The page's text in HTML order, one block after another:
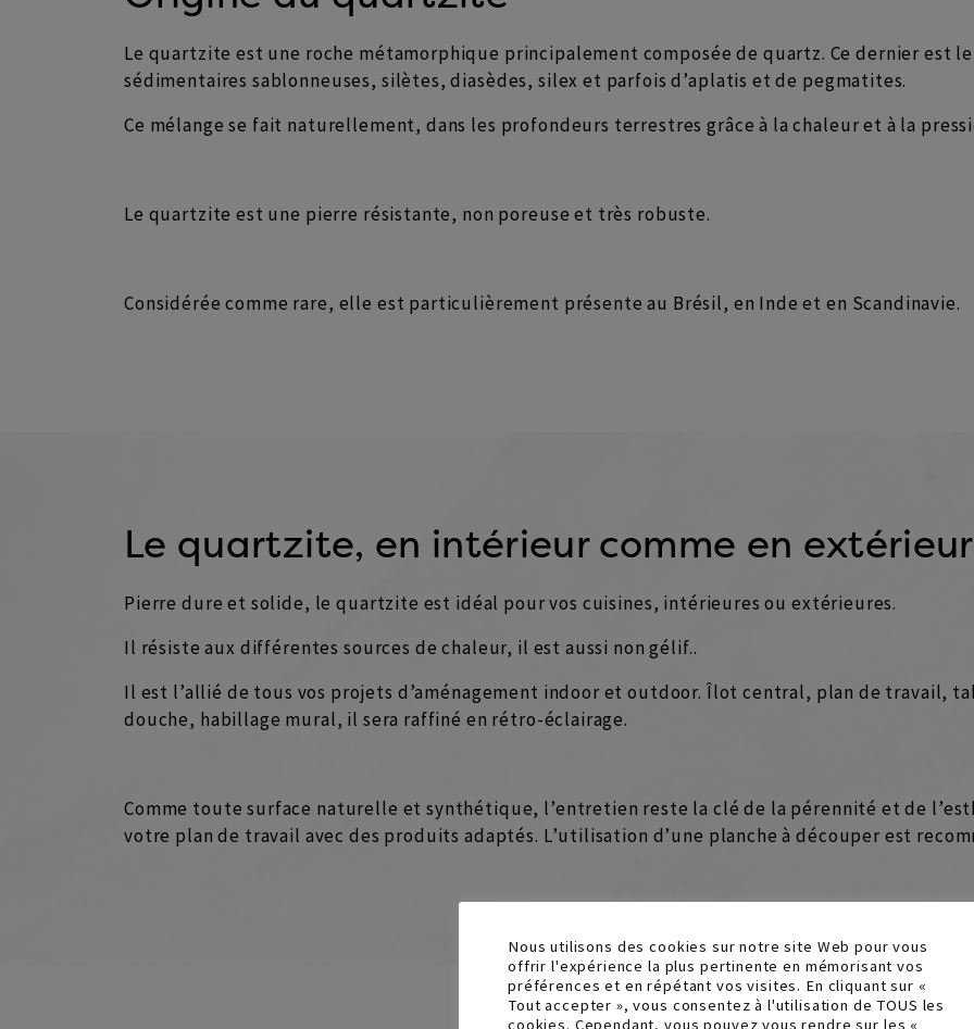
Le quartzite est une roche métamorphique principalement composée de quartz. Ce dernier est
sédimentaires sablonneuses, silètes, diasèdes, silex et parfois d’aplatis et de pegmatites.
Ce mélange se fait naturellement, dans les profondeurs terrestres grâce à la chaleur et à la
Le quartzite est une pierre résistante, non poreuse et très robuste.
Considérée comme rare, elle est particulièrement présente au Brésil, en Inde et en Scandinavie.
Le quartzite, en intérieur comme en extérieur
Pierre dure et solide, le quartzite est idéal pour vos cuisines, intérieures ou extérieures.
Il résiste aux différentes sources de chaleur, il est aussi non gélif..
Il est l’allié de tous vos projets d’aménagement indoor et outdoor. Îlot central, plan de travail,
douche, habillage mural, il sera raffiné en rétro-éclairage.
Comme toute surface naturelle et synthétique, l’entretien reste la clé de la pérennité et de
votre plan de travail avec des produits adaptés. L’utilisation d’une planche à découper est
Nous utilisons des cookies sur notre site Web pour vous
offrir l'expérience la plus pertinente en mémorisant vos
préférences et en répétant vos visites. En cliquant sur «
Tout accepter », vous consentez à l'utilisation de TOUS les
cookies. Cependant, vous pouvez vous rendre sur les «